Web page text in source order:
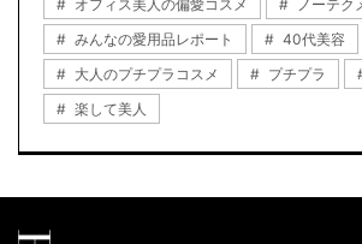
オフィス美人の偏愛コスメ
ノーテク
みんなの愛用品レポート
40代美容
大人のプチプラコスメ
プチプラ
楽して美人